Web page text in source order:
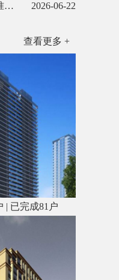
109㎡法式中古：拆掉“标准答案”，让视线在空间里自由流浪！
2026-06-22
查看更多 +
| 已完成81户